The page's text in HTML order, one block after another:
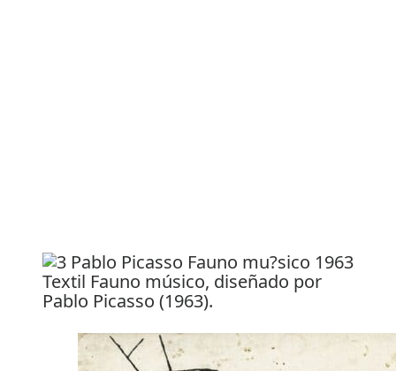
Textil Fauno músico, diseñado por
Pablo Picasso (1963).